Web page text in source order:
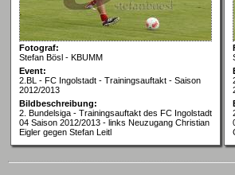
Fotograf:
Stefan Bösl - KBUMM
Event:
2.BL - FC Ingolstadt - Trainingsauftakt - Saison
2012/2013
Bildbeschreibung:
2. Bundelsiga - Trainingsauftakt des FC Ingolstadt
04 Saison 2012/2013 - links Neuzugang Christian
Eigler gegen Stefan Leitl